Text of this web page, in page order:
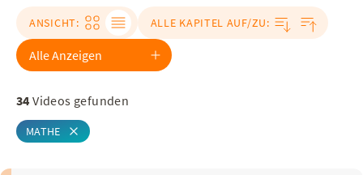
ANSICHT: ALLE KAPITEL AUF/ZU:
34 Videos gefunden
MATHE